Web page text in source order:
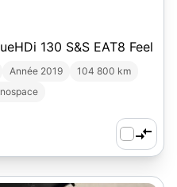
130 S&S EAT8 Feel
Année 2019
104 800 km